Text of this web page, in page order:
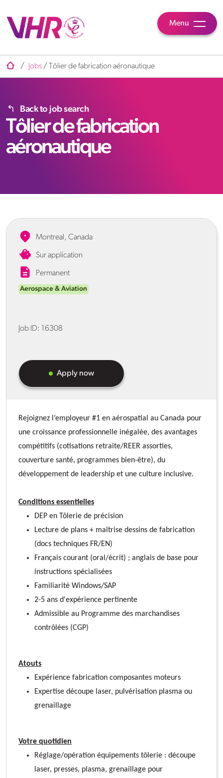
Menu
/ Jobs / Tôlier de fabrication aéronautique
Back to job search
Tôlier de fabrication
aéronautique
Montreal, Canada
Sur application
Permanent
Aerospace & Aviation
Job ID: 16308
Apply now
Rejoignez l’employeur #1 en aérospatial au Canada pour
une croissance professionnelle inégalée, des avantages
compétitifs (cotisations retraite/REER assorties,
couverture santé, programmes bien-être), du
développement de leadership et une culture inclusive.
Conditions essentielles
DEP en Tôlerie de précision
Lecture de plans + maîtrise dessins de fabrication
(docs techniques FR/EN)
Français courant (oral/écrit) ; anglais de base pour
instructions spécialisées
Familiarité Windows/SAP
2-5 ans d'expérience pertinente
Admissible au Programme des marchandises
contrôlées (CGP)
Atouts
Expérience fabrication composantes moteurs
Expertise découpe laser, pulvérisation plasma ou
grenaillage
Votre quotidien
Réglage/opération équipements tôlerie : découpe
laser, presses, plasma, grenaillage pour